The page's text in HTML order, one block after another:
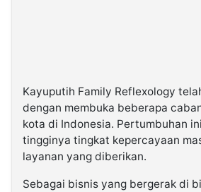
Kayuputih Family Reflexology
dengan membuka beberapa
kota di Indonesia. Pertumbuhan
tingginya tingkat kepercayaan
layanan yang diberikan.
Sebagai bisnis yang bergerak di